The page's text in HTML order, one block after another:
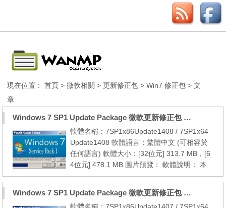
現在位置：首頁 >微軟相關 >更新修正包 >Win7 修正包 > 文
章
Windows 7 SP1 Update Package 微軟更新修正包 (2014.08.19)
軟體名稱：7SP1x86Update1408 / 7SP1x64
Update1408 軟體語言：繁體中文 (可相容於
任何語言) 軟體大小：[32位元] 313.7 MB，[6
4位元] 478.1 MB 圖片預覽： 軟體說明： 本
更新包包含自 7 SP1 [32位元] 以後至2014年0
8月份共 [ 161 ] 個微軟官方的更新檔 本更新
包包含自 7 SP1 [64位元] 以後至2014年08月
Windows 7 SP1 Update Package 微軟更新修正包 (2014.07月份)